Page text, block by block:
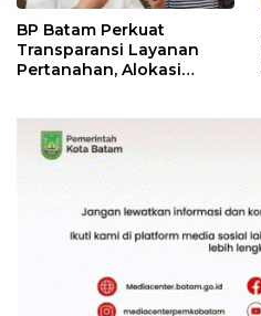
BP Batam Perkuat
Transparansi Layanan
Pertanahan, Alokasi